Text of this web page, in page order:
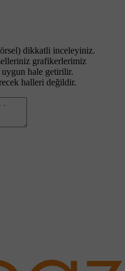
dikkatli inceleyiniz.
grafikerlerimiz
uygun hale getirilir.
halleri değildir.